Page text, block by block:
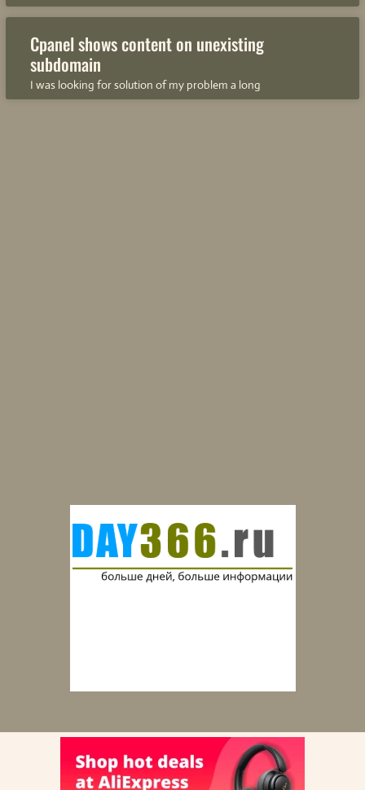
Cpanel shows content on unexisting
subdomain
I was looking for solution of my problem a long